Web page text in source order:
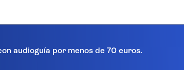
audioguía por menos de 70 euros.